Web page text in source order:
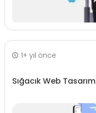
1+ yıl önce
Sığacık Web Tasarım